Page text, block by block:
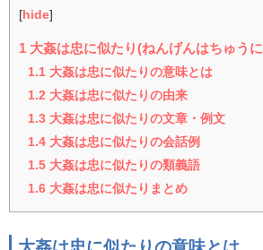
[ hide]
1 大姦は忠に似たり(ねんげんはちゅう
1.1 大姦は忠に似たりの意味とは
1.2 大姦は忠に似たりの由来
1.3 大姦は忠に似たりの文章・例文
1.4 大姦は忠に似たりの会話例
1.5 大姦は忠に似たりの類義語
1.6 大姦は忠に似たりまとめ